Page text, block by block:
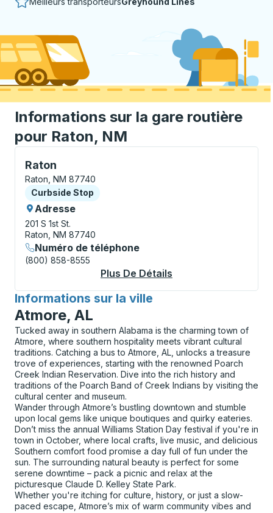
Informations sur la gare routière
pour Raton, NM
Raton
Curbside Stop, utilisez les touches fléchées ou la
Raton, NM 87740
Curbside Stop
Curbside Stop
Adresse
201 S 1st St.
Raton, NM 87740
Numéro de téléphone
(800) 858-8555
Plus De Détails
Informations sur la ville
pour
Atmore, AL
Tucked away in southern Alabama is the charming town of
Atmore, where southern hospitality meets vibrant cultural
traditions. Catching a bus to Atmore, AL, unlocks a treasure
trove of experiences, starting with the renowned Poarch
Creek Indian Reservation. Dive into the rich history and
traditions of the Poarch Band of Creek Indians by visiting the
cultural center and museum.
Wander through Atmore’s bustling downtown and stumble
upon local gems like unique boutiques and quirky eateries.
Don’t miss the annual Williams Station Day festival if you're in
town in October, where local crafts, live music, and delicious
Southern comfort food promise a day full of fun under the
sun. The surrounding natural beauty is perfect for some
serene downtime – pack a picnic and relax at the
picturesque Claude D. Kelley State Park.
Whether you're itching for culture, history, or just a slow-
paced escape, Atmore’s mix of warm community vibes and